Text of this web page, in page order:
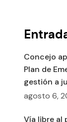
Concejo
Plan de
gestión a
agosto 6,
Vía libre al